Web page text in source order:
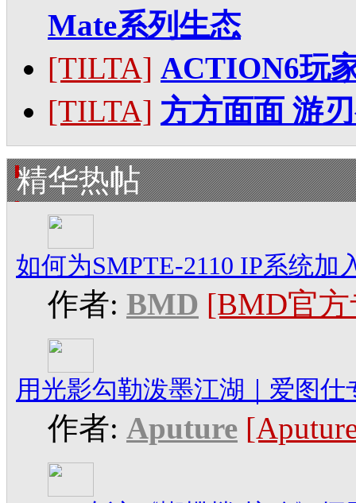
Mate系列生态
[TILTA] ACTION6玩
[TILTA] 方方面面 游
精华热帖
如何为SMPTE-2110 IP系统加
作者: BMD [BMD官
用光影勾勒泼墨江湖｜爱图
作者: Aputure